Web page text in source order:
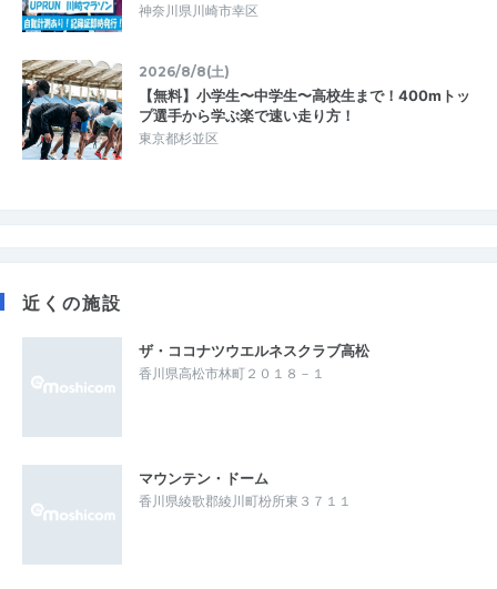
神奈川県川崎市幸区
2026/8/8(土)
【無料】小学生〜中学生〜高校生まで！400mトッ
プ選手から学ぶ楽で速い走り方！
東京都杉並区
近くの施設
ザ・ココナツウエルネスクラブ高松
香川県高松市林町２０１８－１
マウンテン・ドーム
香川県綾歌郡綾川町枌所東３７１１